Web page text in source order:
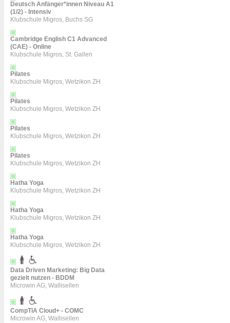
Deutsch Anfänger*innen Niveau A1
(1/2) - Intensiv
Klubschule Migros, Buchs SG
Cambridge English C1 Advanced
(CAE) - Online
Klubschule Migros, St. Gallen
Pilates
Klubschule Migros, Wetzikon ZH
Pilates
Klubschule Migros, Wetzikon ZH
Pilates
Klubschule Migros, Wetzikon ZH
Pilates
Klubschule Migros, Wetzikon ZH
Hatha Yoga
Klubschule Migros, Wetzikon ZH
Hatha Yoga
Klubschule Migros, Wetzikon ZH
Hatha Yoga
Klubschule Migros, Wetzikon ZH
Data Driven Marketing: Big Data
gezielt nutzen - BDDM
Microwin AG, Wallisellen
CompTIA Cloud+ - COMC
Microwin AG, Wallisellen